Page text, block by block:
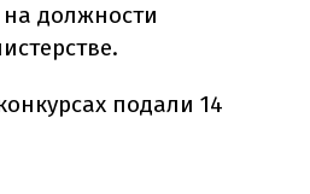
должности
подали 14